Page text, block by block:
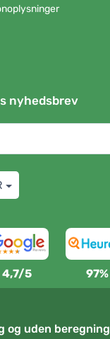
nyhedsbrev
4,7/5 97%
og uden beregning